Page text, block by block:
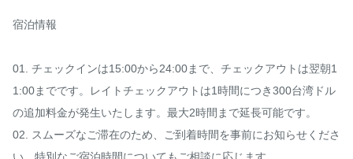
宿泊情報
01. チェックインは15:00から24:00まで、チェックアウトは翌朝1
1:00までです。レイトチェックアウトは1時間につき300台湾ドル
の追加料金が発生いたします。最大2時間まで延長可能です。
02. スムーズなご滞在のため、ご到着時間を事前にお知らせくださ